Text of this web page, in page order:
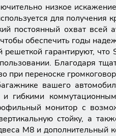
низкое
для получения
постоянный охват всей
обеспечить годы
гарантируют,
Благодаря
переноске
вашего
гибкими
монитор с
стойку, а
M8 и дополнительный